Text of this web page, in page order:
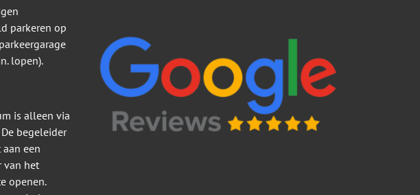
parkeren op
lopen).
is alleen via
begeleider
een
van het
openen.